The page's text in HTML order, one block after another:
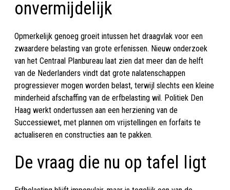
onvermijdelijk
Opmerkelijk genoeg groeit intussen het draagvlak voor een
zwaardere belasting van grote erfenissen. Nieuw onderzoek
van het Centraal Planbureau laat zien dat meer dan de helft
van de Nederlanders vindt dat grote nalatenschappen
progressiever mogen worden belast, terwijl slechts een kleine
minderheid afschaffing van de erfbelasting wil. Politiek Den
Haag werkt ondertussen aan een herziening van de
Successiewet, met plannen om vrijstellingen en forfaits te
actualiseren en constructies aan te pakken.
De vraag die nu op tafel ligt